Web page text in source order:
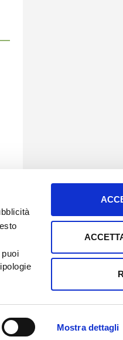
Mostra dettagli
Tel
Capitale sociale: Euro